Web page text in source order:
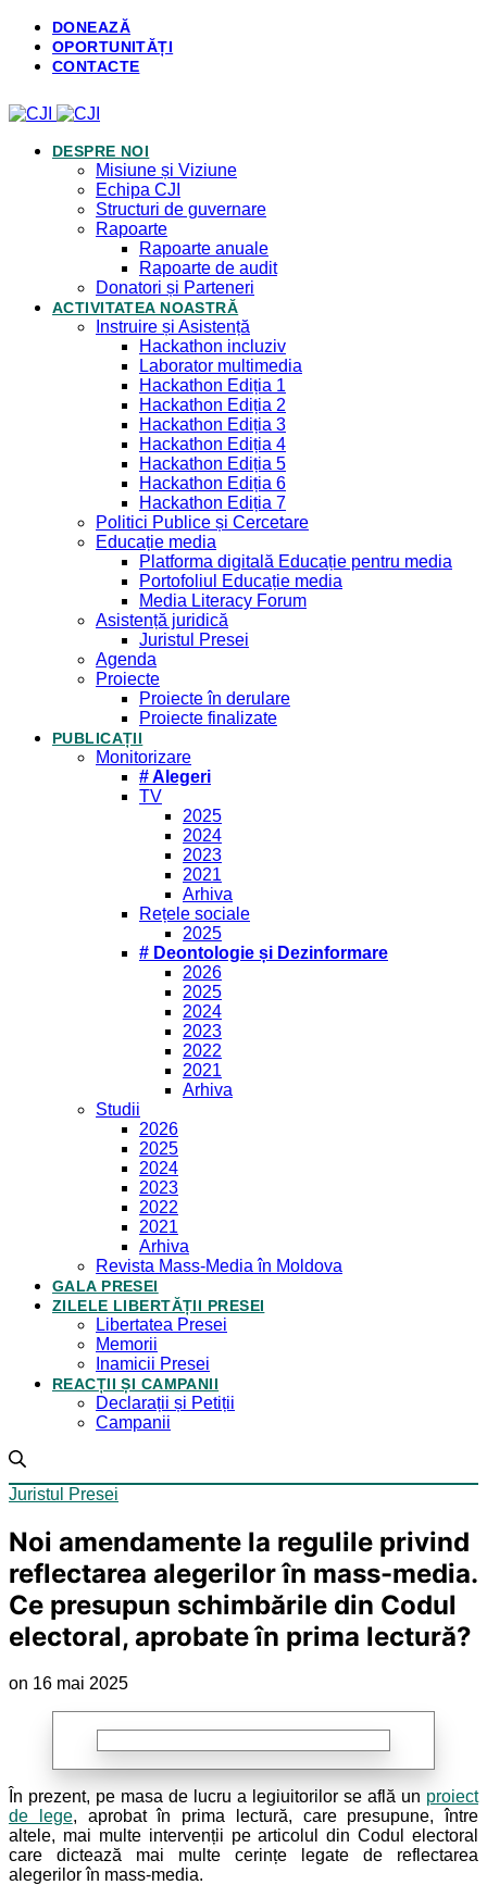
DONEAZĂ
OPORTUNITĂȚI
CONTACTE
DESPRE NOI
Misiune și Viziune
Echipa CJI
Structuri de guvernare
Rapoarte
Rapoarte anuale
Rapoarte de audit
Donatori și Parteneri
ACTIVITATEA NOASTRĂ
Instruire și Asistență
Hackathon incluziv
Laborator multimedia
Hackathon Ediția 1
Hackathon Ediția 2
Hackathon Ediția 3
Hackathon Ediția 4
Hackathon Ediția 5
Hackathon Ediția 6
Hackathon Ediția 7
Politici Publice și Cercetare
Educație media
Platforma digitală Educație pentru media
Portofoliul Educație media
Media Literacy Forum
Asistență juridică
Juristul Presei
Agenda
Proiecte
Proiecte în derulare
Proiecte finalizate
PUBLICAȚII
Monitorizare
# Alegeri
TV
2025
2024
2023
2021
Arhiva
Rețele sociale
2025
# Deontologie și Dezinformare
2026
2025
2024
2023
2022
2021
Arhiva
Studii
2026
2025
2024
2023
2022
2021
Arhiva
Revista Mass-Media în Moldova
GALA PRESEI
ZILELE LIBERTĂȚII PRESEI
Libertatea Presei
Memorii
Inamicii Presei
REACȚII ȘI CAMPANII
Declarații și Petiții
Campanii
Juristul Presei
Noi amendamente la regulile privind
reflectarea alegerilor în mass-media.
Ce presupun schimbările din Codul
electoral, aprobate în prima lectură?
on 16 mai 2025
În prezent, pe masa de lucru a legiuitorilor se află un proiect
de lege, aprobat în prima lectură, care presupune, între
altele, mai multe intervenții pe articolul din Codul electoral
care dictează mai multe cerințe legate de reflectarea
alegerilor în mass-media.